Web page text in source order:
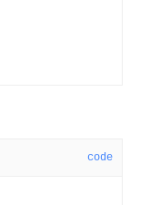
code